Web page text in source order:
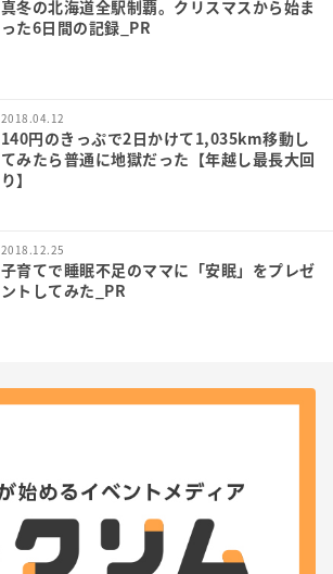
真冬の北海道全駅制覇。クリスマスから始ま
った6日間の記録_PR
2018.04.12
140円のきっぷで2日かけて1,035km移動し
てみたら普通に地獄だった【年越し最長大回
り】
2018.12.25
子育てで睡眠不足のママに「安眠」をプレゼ
ントしてみた_PR